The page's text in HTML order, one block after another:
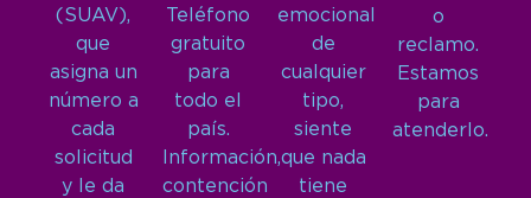
(SUAV),
que
asigna un
número a
cada
solicitud
y le da
Teléfono
gratuito
para
todo el
país.
Información,
contención
emocional
de
cualquier
tipo,
siente
que nada
tiene
o
reclamo.
Estamos
para
atenderlo.